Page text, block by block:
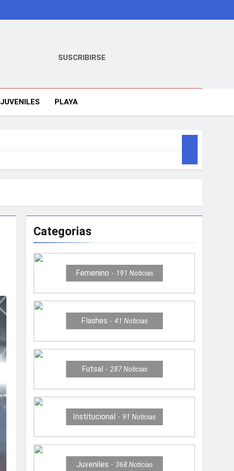
SUSCRIBIRSE
JUVENILES PLAYA
Categorias
Femenino 191 Noticias
Flashes 41 Noticias
Futsal 287Noticias
Institucional 91Noticias
Juveniles 368 Noticias